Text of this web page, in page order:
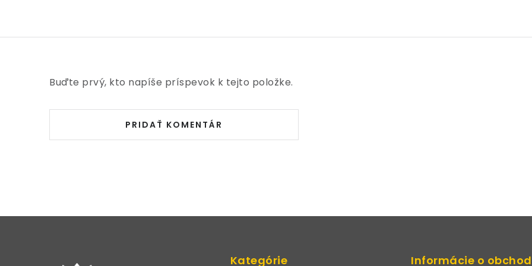
Buďte prvý, kto napíše príspevok k tejto položke.
PRIDAŤ KOMENTÁR
Kategórie Informácie o